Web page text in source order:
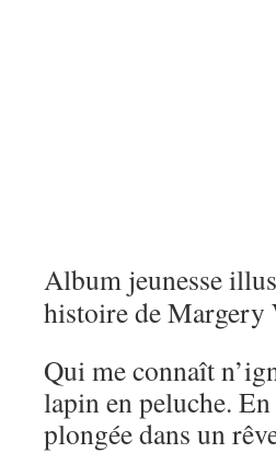
Album jeunesse
histoire de
Qui me connaît
lapin en peluche.
plongée dans un